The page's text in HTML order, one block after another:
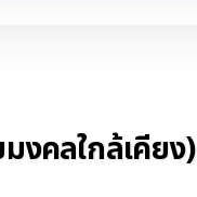
งคลใกล้เคียง)